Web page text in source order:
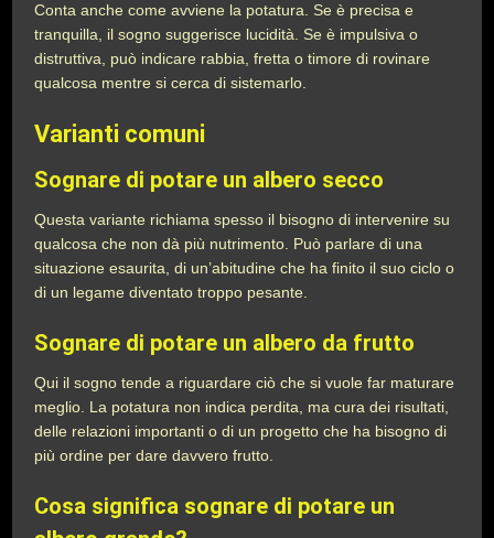
Conta anche come avviene la potatura. Se è precisa e
tranquilla, il sogno suggerisce lucidità. Se è impulsiva o
distruttiva, può indicare rabbia, fretta o timore di rovinare
qualcosa mentre si cerca di sistemarlo.
Varianti comuni
Sognare di potare un albero secco
Questa variante richiama spesso il bisogno di intervenire su
qualcosa che non dà più nutrimento. Può parlare di una
situazione esaurita, di un’abitudine che ha finito il suo ciclo o
di un legame diventato troppo pesante.
Sognare di potare un albero da frutto
Qui il sogno tende a riguardare ciò che si vuole far maturare
meglio. La potatura non indica perdita, ma cura dei risultati,
delle relazioni importanti o di un progetto che ha bisogno di
più ordine per dare davvero frutto.
Cosa significa sognare di potare un